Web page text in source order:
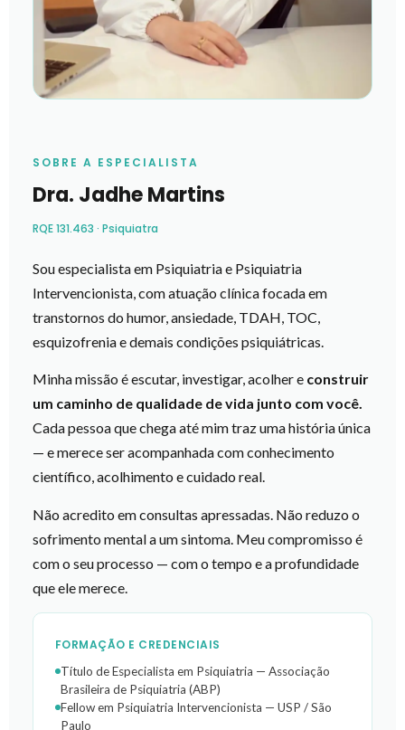
SOBRE A ESPECIALISTA
Dra. Jadhe Martins
RQE 131.463 · Psiquiatra
Sou especialista em Psiquiatria e Psiquiatria
Intervencionista, com atuação clínica focada em
transtornos do humor, ansiedade, TDAH, TOC,
esquizofrenia e demais condições psiquiátricas.
Minha missão é escutar, investigar, acolher e construir
um caminho de qualidade de vida junto com você.
Cada pessoa que chega até mim traz uma história única
— e merece ser acompanhada com conhecimento
científico, acolhimento e cuidado real.
Não acredito em consultas apressadas. Não reduzo o
sofrimento mental a um sintoma. Meu compromisso é
com o seu processo — com o tempo e a profundidade
que ele merece.
FORMAÇÃO E CREDENCIAIS
Título de Especialista em Psiquiatria — Associação
Brasileira de Psiquiatria (ABP)
Fellow em Psiquiatria Intervencionista — USP / São
Paulo